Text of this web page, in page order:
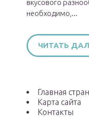
вкусового
необходимо,...
ЧИТАТЬ
Главная
Карта сайта
Контакты